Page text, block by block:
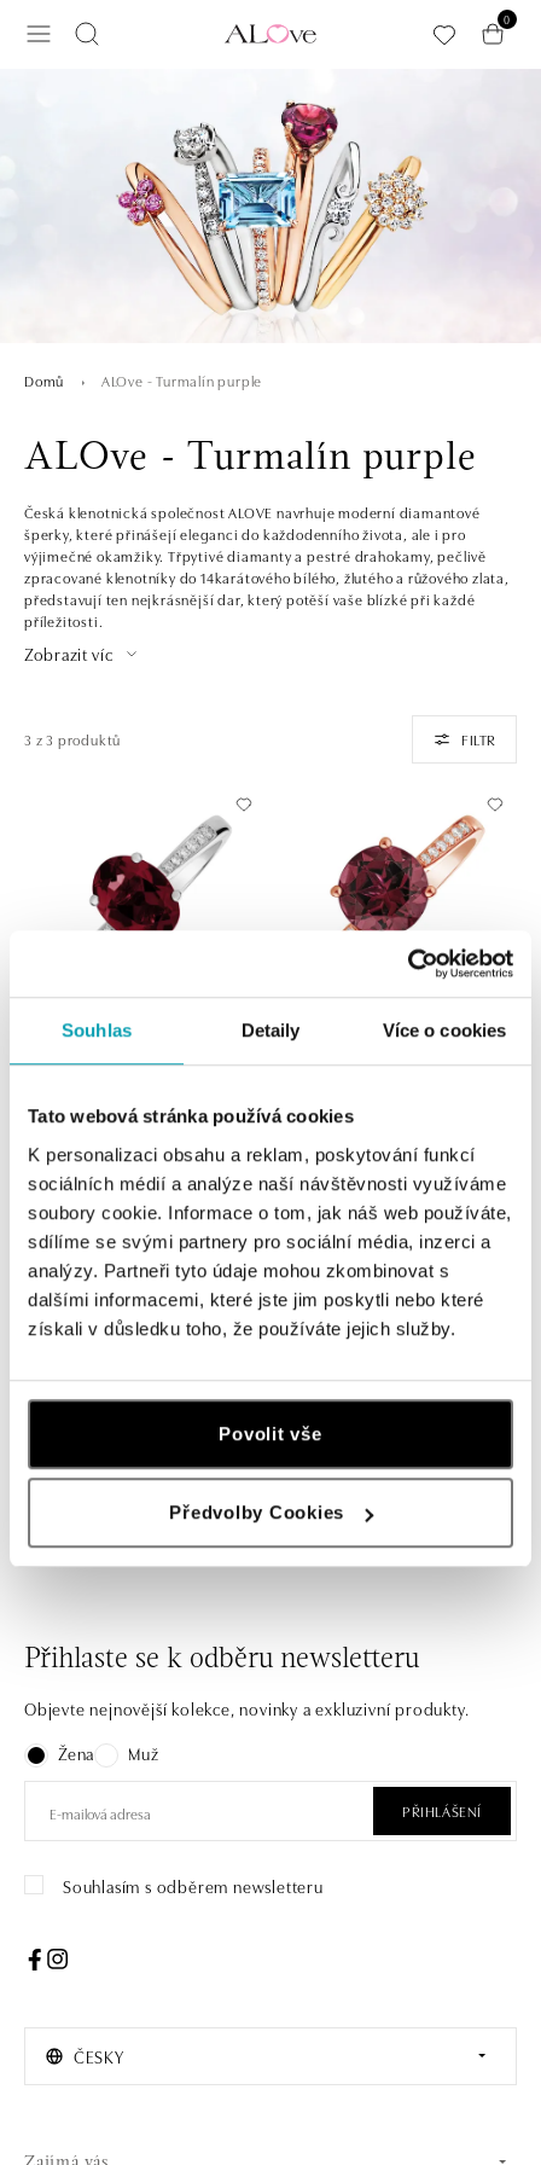
Souhlas Detaily Více o cookies
Tato webová stránka používá cookies
K personalizaci obsahu a reklam, poskytování funkcí
sociálních médií a analýze naší návštěvnosti využíváme
soubory cookie. Informace o tom, jak náš web používáte,
sdílíme se svými partnery pro sociální média, inzerci a
analýzy. Partneři tyto údaje mohou zkombinovat s
dalšími informacemi, které jste jim poskytli nebo které
získali v důsledku toho, že používáte jejich služby.
Povolit vše
Předvolby Cookies
0
Domů ALOve - Turmalín purple
ALOve - Turmalín purple
Česká klenotnická společnost ALOVE navrhuje moderní diamantové
šperky, které přinášejí eleganci do každodenního života, ale i pro
výjimečné okamžiky. Třpytivé diamanty a pestré drahokamy, pečlivě
zpracované klenotníky do 14karátového bílého, žlutého a růžového zlata,
představují ten nejkrásnější dar, který potěší vaše blízké při každé
příležitosti.
Zobrazit víc
3 z 3 produktů FILTR
od 25 317 Kč od 27 559 Kč
Náušnice s diamanty a turmalínem
purple Fancy Fairytale
Přihlaste se k odběru newsletteru
Objevte nejnovější kolekce, novinky a exkluzivní produkty.
Žena
Muž
PŘIHLÁŠENÍ
Souhlasím s odběrem newsletteru
ČESKY